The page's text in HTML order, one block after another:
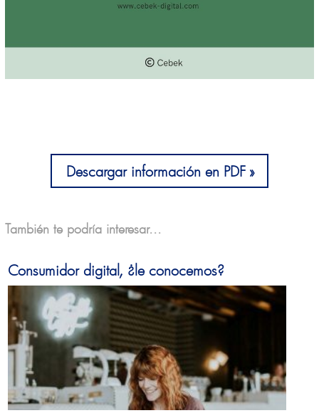
Descargar información en PDF
También te podría interesar...
Consumidor digital, ¿le conocemos?